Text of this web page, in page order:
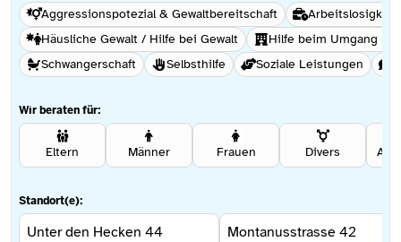
Aggressionspotezial & Gewaltbereitschaft
Arbeitslosigkeit
Häusliche Gewalt / Hilfe bei Gewalt
Hilfe beim Umgang
Schwangerschaft
Selbsthilfe Soziale Leistungen
Wir beraten für:
Eltern Männer Frauen Divers
Standort(e):
Unter den Hecken 44
Montanusstrasse 42